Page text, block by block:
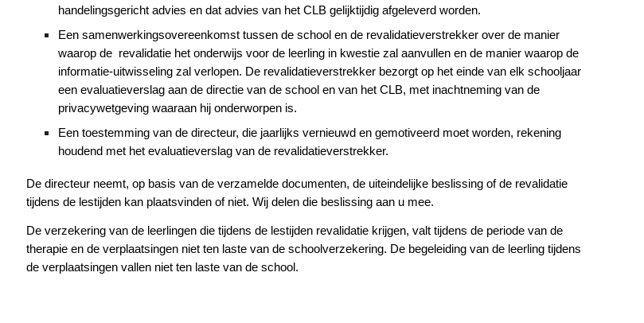
handelingsgericht advies en dat advies van het CLB gelijktijdig afgeleverd worden.
Een samenwerkingsovereenkomst tussen de school en de revalidatieverstrekker over de manier
waarop de revalidatie het onderwijs voor de leerling in kwestie zal aanvullen en de manier waarop de
informatie-uitwisseling zal verlopen. De revalidatieverstrekker bezorgt op het einde van elk schooljaar
een evaluatieverslag aan de directie van de school en van het CLB, met inachtneming van de
privacywetgeving waaraan hij onderworpen is.
Een toestemming van de directeur, die jaarlijks vernieuwd en gemotiveerd moet worden, rekening
houdend met het evaluatieverslag van de revalidatieverstrekker.
De directeur neemt, op basis van de verzamelde documenten, de uiteindelijke beslissing of de revalidatie
tijdens de lestijden kan plaatsvinden of niet. Wij delen die beslissing aan u mee.
De verzekering van de leerlingen die tijdens de lestijden revalidatie krijgen, valt tijdens de periode van de
therapie en de verplaatsingen niet ten laste van de schoolverzekering. De begeleiding van de leerling tijdens
de verplaatsingen vallen niet ten laste van de school.